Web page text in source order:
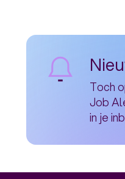
Zorg
Menzis
Toch
Job
in je